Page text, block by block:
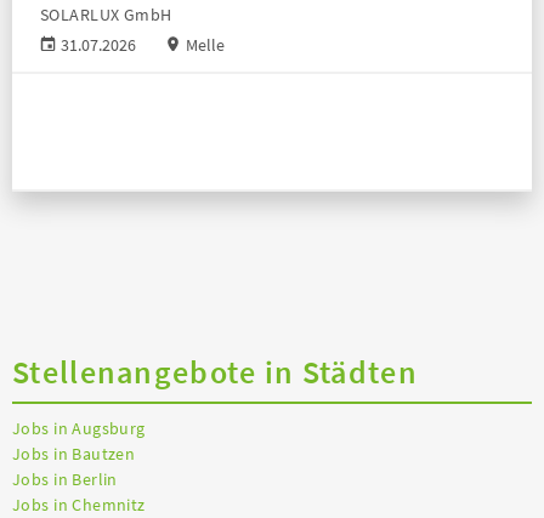
31.07.2026
SOLARLUX GmbH
Melle
Stellenangebote in Städten
Jobs in Augsburg
Jobs in Bautzen
Jobs in Berlin
Jobs in Chemnitz